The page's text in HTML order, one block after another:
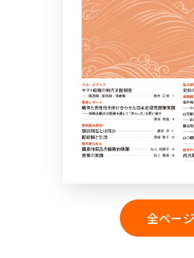
全ページ